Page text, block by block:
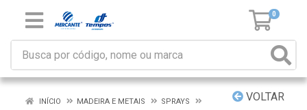
0
VOLTAR
INÍCIO MADEIRA E METAIS
SPRAYS